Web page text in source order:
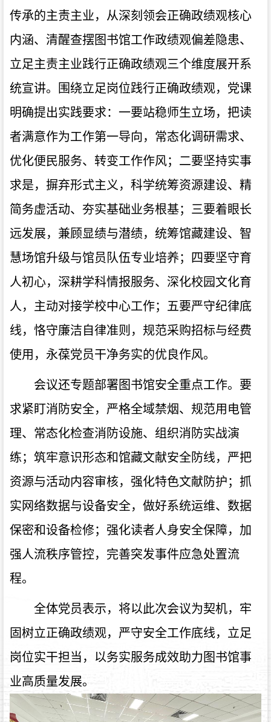
传承的主责主业，从深刻领会正确政绩观核心
内涵、清醒查摆图书馆工作政绩观偏差隐患、
立足主责主业践行正确政绩观三个维度展开系
统宣讲。围绕立足岗位践行正确政绩观，党课
明确提出实践要求：一要站稳师生立场，把读
者满意作为工作第一导向，常态化调研需求、
优化便民服务、转变工作作风；二要坚持实事
求是，摒弃形式主义，科学统筹资源建设、精
简务虚活动、夯实基础业务根基；三要着眼长
远发展，兼顾显绩与潜绩，统筹馆藏建设、智
慧场馆升级与馆员队伍专业培养；四要坚守育
人初心，深耕学科情报服务、深化校园文化育
人，主动对接学校中心工作；五要严守纪律底
线，恪守廉洁自律准则，规范采购招标与经费
使用，永葆党员干净务实的优良作风。
会议还专题部署图书馆安全重点工作。要
求紧盯消防安全，严格全域禁烟、规范用电管
理、常态化检查消防设施、组织消防实战演
练；筑牢意识形态和馆藏文献安全防线，严把
资源与活动内容审核，强化特色文献防护；抓
实网络数据与设备安全，做好系统运维、数据
保密和设备检修；强化读者人身安全保障，加
强人流秩序管控，完善突发事件应急处置流
程。
全体党员表示，将以此次会议为契机，牢
固树立正确政绩观，严守安全工作底线，立足
岗位实干担当，以务实服务成效助力图书馆事
业高质量发展。